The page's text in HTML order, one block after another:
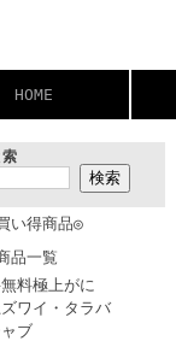
HOME
い得商品◎
品一覧
無料極上がに
ズワイ・タラバ
ャブ